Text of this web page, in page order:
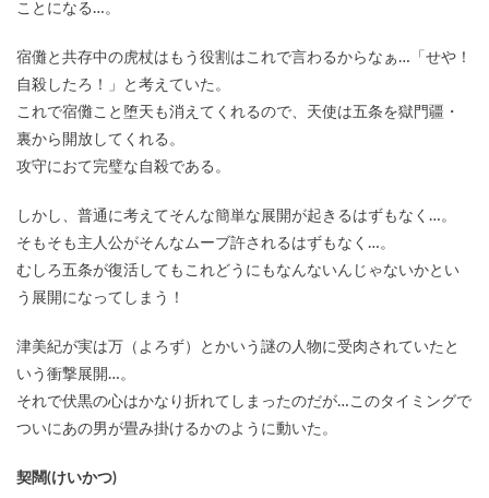
ことになる…。
宿儺と共存中の虎杖はもう役割はこれで言わるからなぁ…「せや！
自殺したろ！」と考えていた。
これで宿儺こと堕天も消えてくれるので、天使は五条を獄門疆・
裏から開放してくれる。
攻守におて完璧な自殺である。
しかし、普通に考えてそんな簡単な展開が起きるはずもなく…。
そもそも主人公がそんなムーブ許されるはずもなく…。
むしろ五条が復活してもこれどうにもなんないんじゃないかとい
う展開になってしまう！
津美紀が実は万（よろず）とかいう謎の人物に受肉されていたと
いう衝撃展開…。
それで伏黒の心はかなり折れてしまったのだが…このタイミングで
ついにあの男が畳み掛けるかのように動いた。
契闊(けいかつ)